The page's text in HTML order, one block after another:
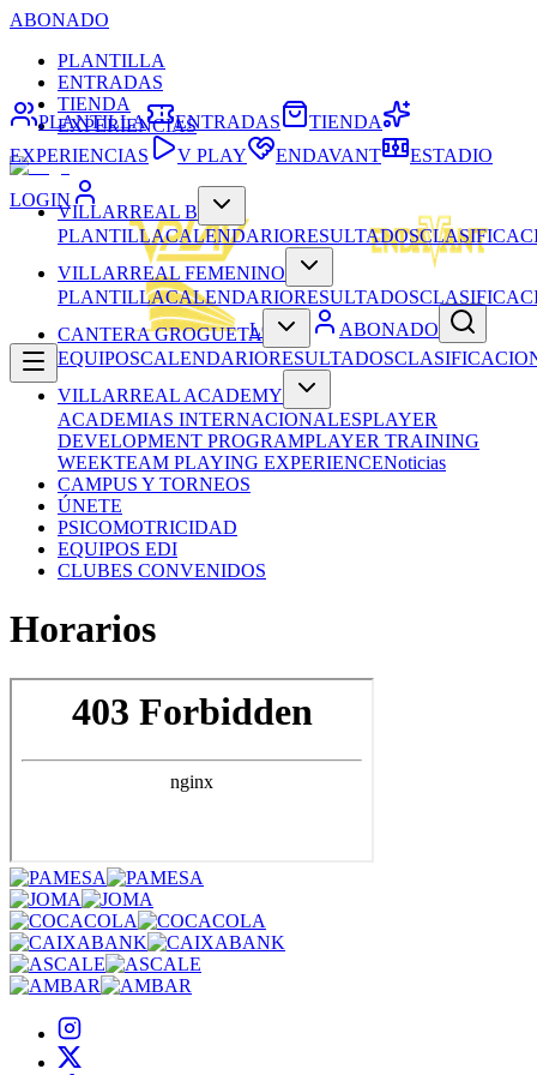
ABONADO
PLANTILLA
ENTRADAS
TIENDA
EXPERIENCIAS
LOGIN
LOGIN ABONADO
PLANTILLA ENTRADAS
TIENDA
EXPERIENCIAS
V PLAY ENDAVANT ESTADIO
VILLARREAL B
PLANTILLACALENDARIORESULTADOS
VILLARREAL FEMENINO
PLANTILLACALENDARIORESULTADOS
CANTERA GROGUETA
EQUIPOSCALENDARIORESULTADOS
VILLARREAL ACADEMY
ACADEMIAS INTERNACIONALESPLAYER
DEVELOPMENT PROGRAMPLAYER TRAINING
WEEKTEAM PLAYING EXPERIENCENoticias
CAMPUS Y TORNEOS
ÚNETE
PSICOMOTRICIDAD
EQUIPOS EDI
CLUBES CONVENIDOS
Horarios